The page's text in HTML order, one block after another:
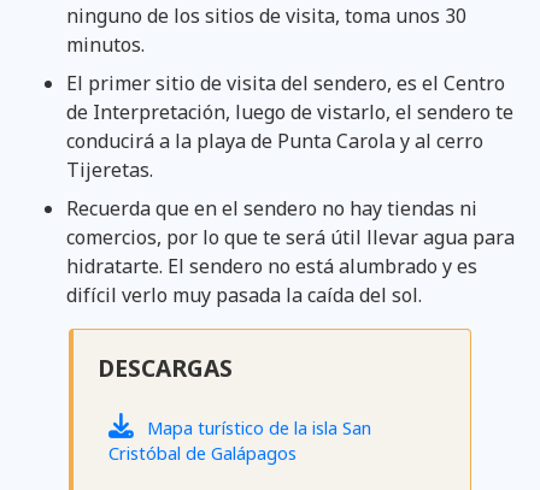
ninguno de los sitios de visita, toma unos 30
minutos.
El primer sitio de visita del sendero, es el Centro
de Interpretación, luego de vistarlo, el sendero te
conducirá a la playa de Punta Carola y al cerro
Tijeretas.
Recuerda que en el sendero no hay tiendas ni
comercios, por lo que te será útil llevar agua para
hidratarte. El sendero no está alumbrado y es
difícil verlo muy pasada la caída del sol.
DESCARGAS
Mapa turístico de la isla San
Cristóbal de Galápagos